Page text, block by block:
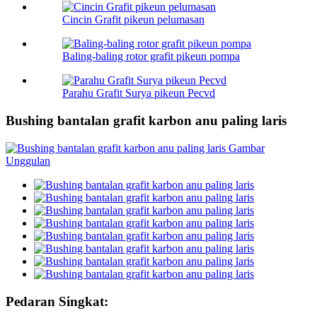
Cincin Grafit pikeun pelumasan
Baling-baling rotor grafit pikeun pompa
Parahu Grafit Surya pikeun Pecvd
Bushing bantalan grafit karbon anu paling laris
Pedaran Singkat: